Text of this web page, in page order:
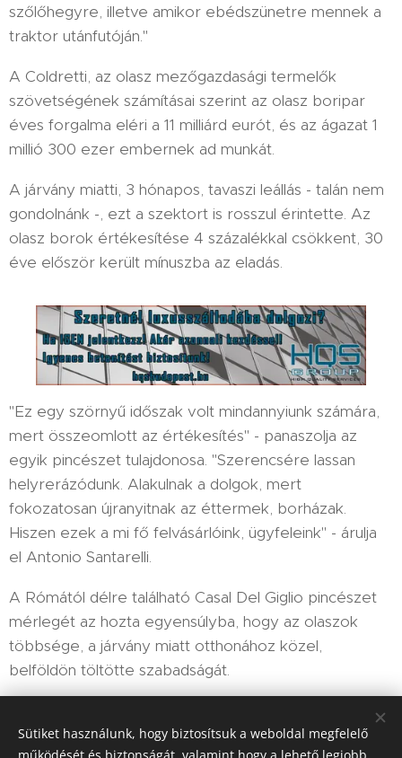
szőlőhegyre, illetve amikor ebédszünetre mennek a
traktor utánfutóján."
A Coldretti, az olasz mezőgazdasági termelők
szövetségének számításai szerint az olasz boripar
éves forgalma eléri a 11 milliárd eurót, és az ágazat 1
millió 300 ezer embernek ad munkát.
A járvány miatti, 3 hónapos, tavaszi leállás - talán nem
gondolnánk -, ezt a szektort is rosszul érintette. Az
olasz borok értékesítése 4 százalékkal csökkent, 30
éve először került mínuszba az eladás.
"Ez egy szörnyű időszak volt mindannyiunk számára,
mert összeomlott az értékesítés" - panaszolja az
egyik pincészet tulajdonosa. "Szerencsére lassan
helyrerázódunk. Alakulnak a dolgok, mert
fokozatosan újranyitnak az éttermek, borházak.
Hiszen ezek a mi fő felvásárlóink, ügyfeleink" - árulja
el Antonio Santarelli.
A Rómától délre található Casal Del Giglio pincészet
mérlegét az hozta egyensúlyba, hogy az olaszok
többsége, a járvány miatt otthonához közel,
belföldön töltötte szabadságát.
Share
Sütiket használunk, hogy biztosítsuk a weboldal megfelelő